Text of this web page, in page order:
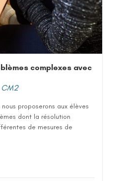
complexes avec
CM2
proposerons aux élèves
dont la résolution
de mesures de